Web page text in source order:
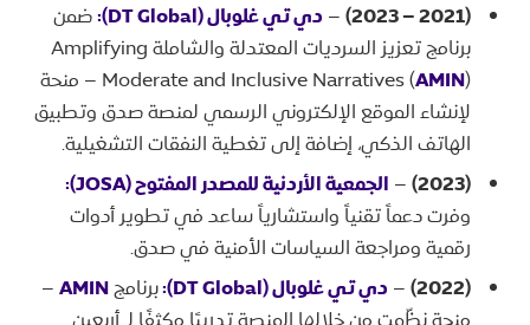
(2021 – 2023)
– دي تي غلوبال (DT Global):
ضمن
برنامج تعزيز السرديات المعتدلة والشاملة Amplifying
Moderate and Inclusive Narratives (AMIN
) – منحة
لإنشاء الموقع الإلكتروني الرسمي لمنصة صدق وتطبيق
الهاتف الذكي، إضافة إلى تغطية النفقات التشغيلية.
(2023)
– الجمعية الأردنية للمصدر المفتوح (JOSA):
وفرت دعماً تقنياً واستشارياً ساعد في تطوير أدوات
رقمية ومراجعة السياسات الأمنية في صدق.
(2022)
– دي تي غلوبال (DT Global): برنامجAMIN
–